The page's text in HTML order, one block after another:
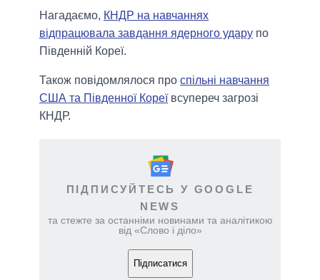
Нагадаємо, КНДР на навчаннях
відпрацювала завдання ядерного удару по
Південній Кореї.
Також повідомлялося про спільні навчання
США та Південної Кореївсупереч загрозі
КНДР.
ПІДПИСУЙТЕСЬ У GOOGLE
NEWS
та стежте за останніми новинами та аналітикою
від «Слово і діло»
Підписатися